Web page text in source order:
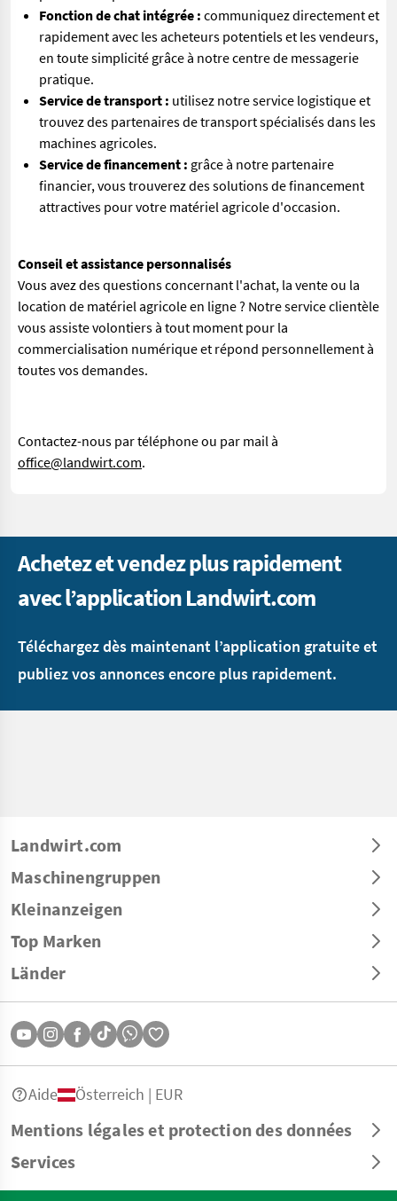
Fonction de chat intégrée : communiquez directement et
rapidement avec les acheteurs potentiels et les vendeurs,
en toute simplicité grâce à notre centre de messagerie
pratique.
Service de transport : utilisez notre service logistique et
trouvez des partenaires de transport spécialisés dans les
machines agricoles.
Service de financement : grâce à notre partenaire
financier, vous trouverez des solutions de financement
attractives pour votre matériel agricole d'occasion.
Conseil et assistance personnalisés
Vous avez des questions concernant l'achat, la vente ou la
location de matériel agricole en ligne ? Notre service clientèle
vous assiste volontiers à tout moment pour la
commercialisation numérique et répond personnellement à
toutes vos demandes.
Contactez-nous par téléphone ou par mail à
office@landwirt.com.
Achetez et vendez plus rapidement
avec l’application Landwirt.com
Téléchargez dès maintenant l’application gratuite et
publiez vos annonces encore plus rapidement.
Landwirt.com
Maschinengruppen
Kleinanzeigen
Top Marken
Länder
Mentions légales et protection des données
Services
Aide Österreich | EUR